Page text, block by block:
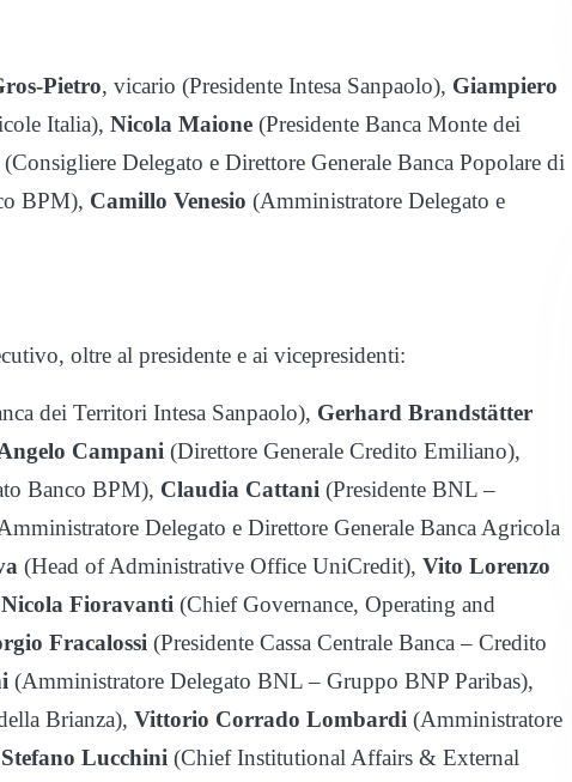
Pietro, vicario (Presidente Intesa Sanpaolo), Giampiero
Italia), Nicola Maione (Presidente Banca Monte dei
(Consigliere Delegato e Direttore Generale Banca Popolare di
BPM), Camillo Venesio (Amministratore Delegato e
oltre al presidente e ai vicepresidenti:
dei Territori Intesa Sanpaolo), Gerhard Brandstätter
Campani (Direttore Generale Credito Emiliano),
Banco BPM), Claudia Cattani (Presidente BNL –
Delegato e Direttore Generale Banca Agricola
(Head of Administrative Office UniCredit), Vito Lorenzo
Nicola Fioravanti (Chief Governance, Operating and
Fracalossi (Presidente Cassa Centrale Banca – Credito
(Amministratore Delegato BNL – Gruppo BNP Paribas),
Brianza), Vittorio Corrado Lombardi (Amministratore
Stefano Lucchini (Chief Institutional Affairs & External